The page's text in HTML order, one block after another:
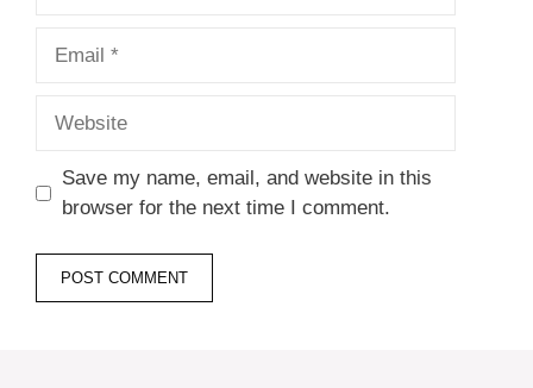
Save my name, email, and website in this
browser for the next time I comment.